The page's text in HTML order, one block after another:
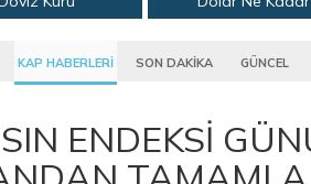
KAP HABERLERİ SON DAKİKA GÜNCEL
ENDEKSİ